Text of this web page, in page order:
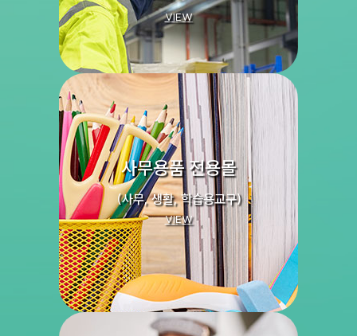
VIEW
사무용품 전용몰
(사무, 생활, 학습용교구)
VIEW